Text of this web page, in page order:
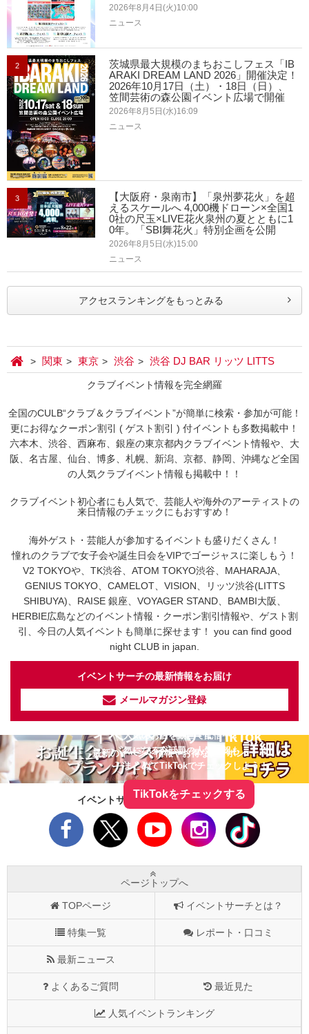
2026年8月4日(火)10:00
ニュース
2
茨城県最大規模のまちおこしフェス「IB
ARAKI DREAM LAND 2026」開催決定！
2026年10月17日（土）・18日（日）、
笠間芸術の森公園イベント広場で開催
2026年8月5日(水)16:09
ニュース
3
【大阪府・泉南市】「泉州夢花火」を超
えるスケールへ 4,000機ドローン×全国1
0社の尺玉×LIVE花火泉州の夏とともに1
0年。「SBI舞花火」特別企画を公開
2026年8月5日(水)15:00
ニュース
アクセスランキングをもっとみる
関東 東京 渋谷 渋谷 DJ BAR リッツ LITTS
クラブイベント情報を完全網羅
全国のCULB“クラブ＆クラブイベント”が簡単に検索・参加が可能！
更にお得なクーポン割引 ( ゲスト割引 ) 付イベントも多数掲載中！
六本木、渋谷、西麻布、銀座の東京都内クラブイベント情報や、大
阪、名古屋、仙台、博多、札幌、新潟、京都、静岡、沖縄など全国
の人気クラブイベント情報も掲載中！！
クラブイベント初心者にも人気で、芸能人や海外のアーティストの
来日情報のチェックにもおすすめ！
海外ゲスト・芸能人が参加するイベントも盛りだくさん！
憧れのクラブで女子会や誕生日会をVIPでゴージャスに楽しもう！
V2 TOKYOや、TK渋谷、ATOM TOKYO渋谷、MAHARAJA、
GENIUS TOKYO、CAMELOT、VISION、リッツ渋谷(LITTS
SHIBUYA)、RAISE 銀座、VOYAGER STAND、BAMBI大阪、
HERBIE広島などのイベント情報・クーポン割引情報や、ゲスト割
引、今日の人気イベントも簡単に探せます！ you can find good
night CLUB in japan.
イベントサーチの最新情報をお届け
メールマガジン登録
イベントサーチ - TikTok
最新のイベント情報やお得なクーポン
人気のお店を動画で配信中！
気になる今話題の人気情報も
まとめてTikTokでチェックしよう！
TikTokをチェックする
イベントサーチをフォローしよう！
ページトップへ
TOPページ イベントサーチとは？
特集一覧 レポート・口コミ
最新ニュース
よくあるご質問 最近見た
人気イベントランキング